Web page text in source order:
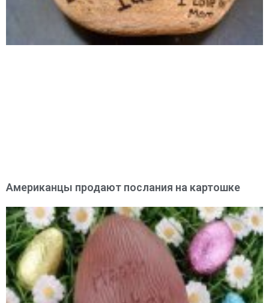
Американцы продают послания на картошке